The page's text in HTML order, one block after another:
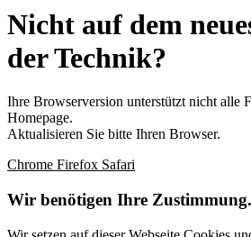
Nicht auf dem
der Technik?
Ihre Browserversion unterstützt nicht alle
Homepage.
Aktualisieren Sie bitte Ihren Browser.
Chrome Firefox Safari
Wir benötigen Ihre Zustimmung.